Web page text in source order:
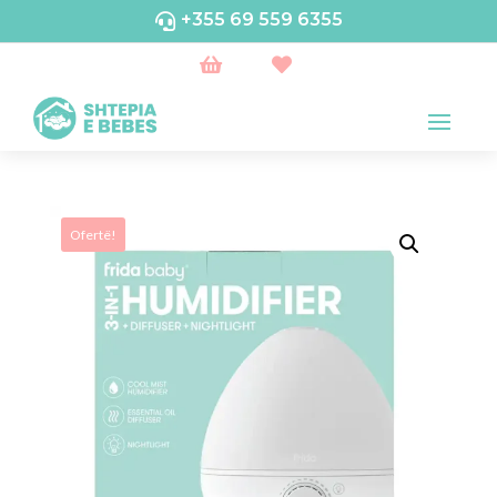
 +355 69 559 6355
 
Ofertë!